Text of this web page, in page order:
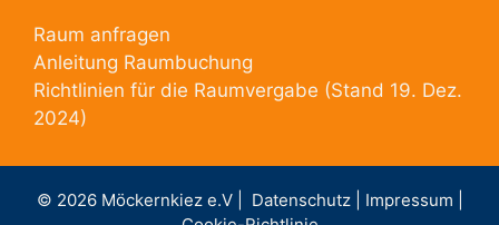
Raum anfragen
Anleitung Raumbuchung
Richtlinien für die Raumvergabe (Stand 19. Dez.
2024)
© 2026 Möckernkiez e.V | Datenschutz | Impressum |